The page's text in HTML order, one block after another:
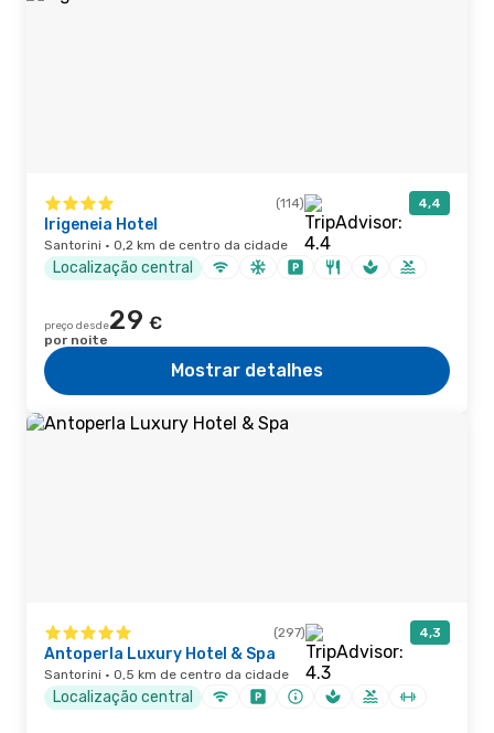
(114) 4,4
Irigeneia Hotel
Santorini · 0,2 km de centro da cidade
Localização central
preço desde29 €
por noite
Mostrar detalhes
(297) 4,3
Antoperla Luxury Hotel & Spa
Santorini · 0,5 km de centro da cidade
Localização central